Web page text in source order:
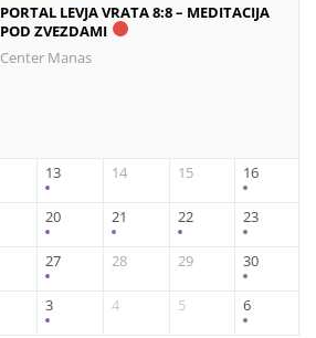
PORTAL LEVJA VRATA 8:8 – MEDITACIJA
POD ZVEZDAMI
Center Manas
13 14 15 16
20 21 22 23
27 28 29 30
3 4 5 6